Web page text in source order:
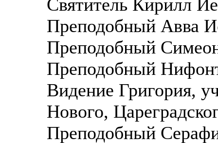
Святитель Кирилл
Преподобный Авва
Преподобный
Преподобный
Видение Григория,
Нового,
Преподобный